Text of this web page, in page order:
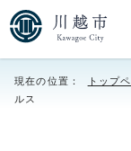
現在の位置： トップ
ルス